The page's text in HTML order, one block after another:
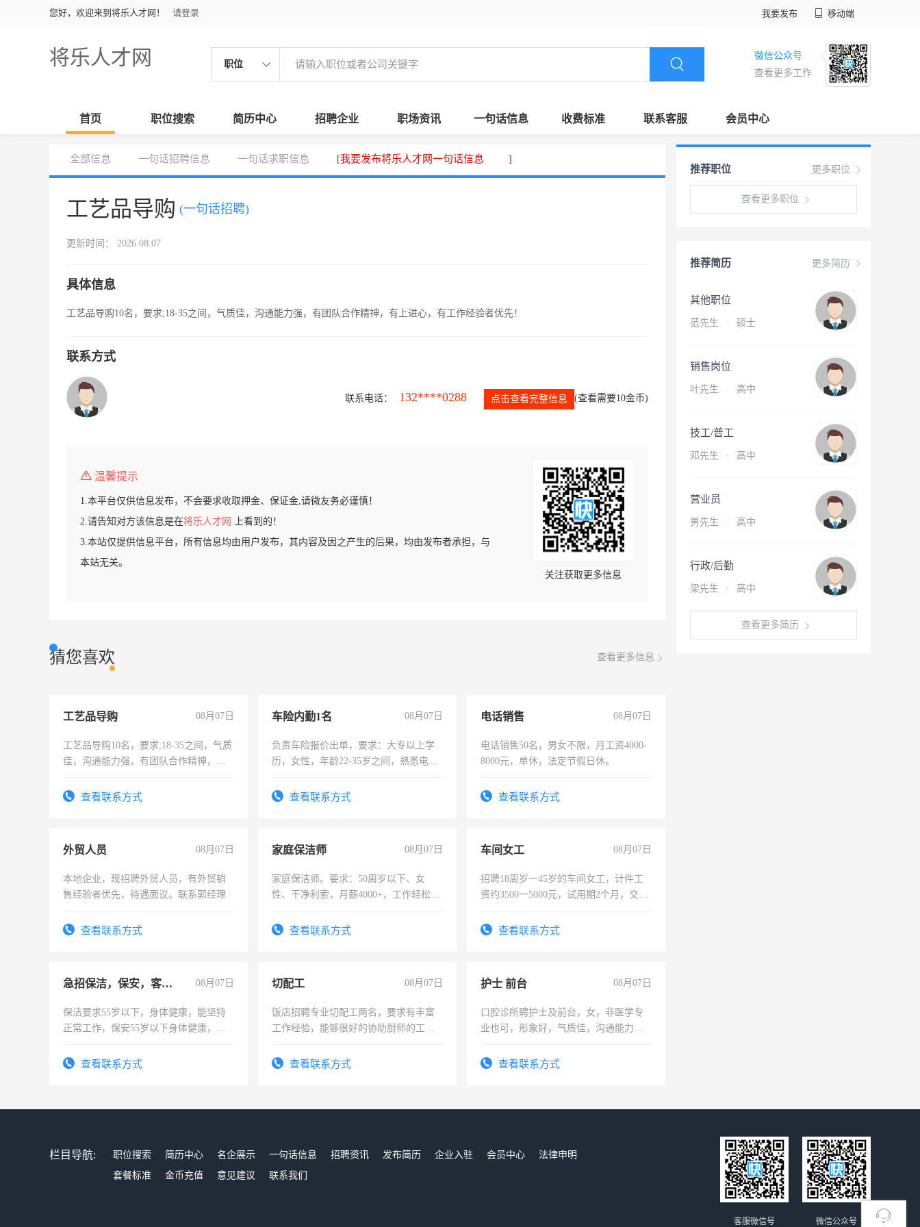
您好，欢迎来到将乐人才网！ 请登录 我要发布 移动端
将乐人才网 职位
微信公众号
查看更多工作
首页 职位搜索 简历中心 招聘企业 职场资讯 一句话信息 收费标准 联系客服 会员中心
全部信息 一句话招聘信息 一句话求职信息 [我要发布将乐人才网一句话信息 ]
工艺品导购 (一句话招聘)
更新时间： 2026.08.07
具体信息
工艺品导购10名，要求;18-35之间，气质佳，沟通能力强，有团队合作精神，有上进心，有工作经验者优先！
联系方式
联系电话： 132****0288 点击查看完整信息 (查看需要10金币)
温馨提示
1.本平台仅供信息发布，不会要求收取押金、保证金,请微友务必谨慎！
2.请告知对方该信息是在将乐人才网
上看到的！
3.本站仅提供信息平台，所有信息均由用户发布，其内容及因之产生的后果，均由发布者承担，与
本站无关。
关注获取更多信息
猜您喜欢 查看更多信息
工艺品导购 08月07日
工艺品导购10名，要求;18-35之间，气质
佳，沟通能力强，有团队合作精神，有
查看联系方式
车险内勤1名 08月07日
负责车险报价出单，要求：大专以上学
历，女性，年龄22-35岁之间，熟悉电脑
试用期1-3个月，转正后交纳五险，
查看联系方式
电话销售 08月07日
电话销售50名，男女不限，月工资4000-
8000元，单休，法定节假日休。
查看联系方式
外贸人员 08月07日
本地企业，现招聘外贸人员，有外贸销
售经验者优先，待遇面议。联系郭经理
查看联系方式
家庭保洁师 08月07日
家庭保洁师。要求：50周岁以下、女
性、干净利索，月薪4000+，工作轻松，
太太等。查看联系方式
车间女工 08月07日
招聘18周岁一45岁的车间女工，计件工
资约3500一5000元，试用期2个月，交五
查看联系方式
急招保洁，保安，客服，工程 08月07日
保洁要求55岁以下，身体健康，能坚持
正常工作，保安55岁以下身体健康，有
录，客服要求45岁以下高中以上文化，
查看联系方式
切配工 08月07日
饭店招聘专业切配工两名，要求有丰富
工作经验，能够很好的协助厨师的工
4500。查看联系方式
护士 前台 08月07日
口腔诊所聘护士及前台，女，非医学专
业也可，形象好，气质佳，沟通能力
查看联系方式
更多职位
推荐职位
查看更多职位
更多简历
推荐简历
其他职位
范先生 · 硕士
销售岗位
叶先生 · 高中
技工/普工
邓先生 · 高中
营业员
男先生 · 高中
行政/后勤
梁先生 · 高中
查看更多简历
栏目导航: 职位搜索 简历中心 名企展示 一句话信息 招聘资讯 发布简历 企业入驻 会员中心
法律申明
套餐标准
金币充值 意见建议 联系我们
微信公众号
客服微信号